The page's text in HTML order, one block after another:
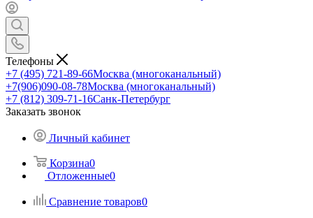
Телефоны
+7 (495) 721-89-66Москва (многоканальный)
+7(906)090-08-78Москва (многоканальный)
+7 (812) 309-71-16Санк-Петербург
Заказать звонок
Личный кабинет
Корзина0
Отложенные0
Сравнение товаров0